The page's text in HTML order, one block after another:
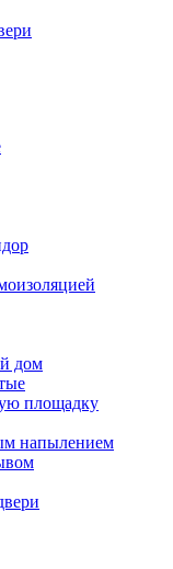
дом
площадку
напылением